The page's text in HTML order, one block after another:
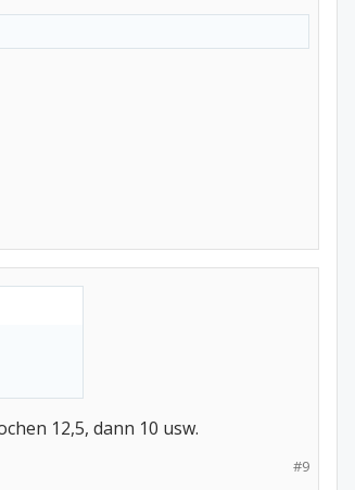
12,5, dann 10 usw.
#9